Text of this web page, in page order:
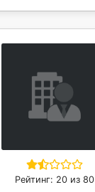
Рейтинг: 20 из 80